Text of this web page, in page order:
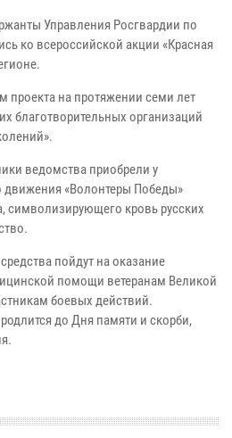
Управления Росгвардии по
ко всероссийской акции «Красная
проекта на протяжении семи лет
благотворительных организаций
ведомства приобрели у
движения «Волонтеры Победы»
символизирующего кровь русских
пойдут на оказание
помощи ветеранам Великой
боевых действий.
до Дня памяти и скорби,